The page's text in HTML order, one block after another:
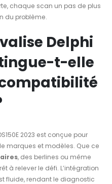
chaque scan un pas de plus
du problème.
Delphi
t-elle
2023 est conçue pour
marques et modèles. Que ce
, des berlines ou même
à relever le défi. L’intégration
fluide, rendant le diagnostic